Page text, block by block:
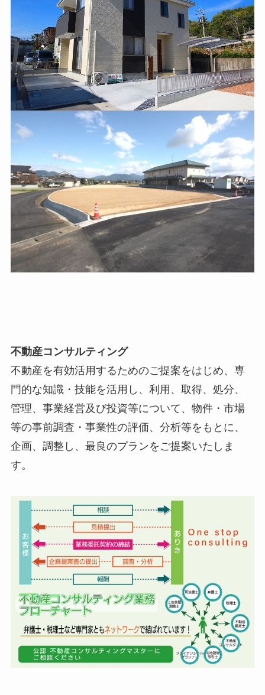
不動産コンサルティング
不動産を有効活用するためのご提案をはじめ、専
門的な知識・技能を活用し、利用、取得、処分、
管理、事業経営及び投資等について、物件・市場
等の事前調査・事業性の評価、分析等をもとに、
企画、調整し、最良のプランをご提案いたしま
す。